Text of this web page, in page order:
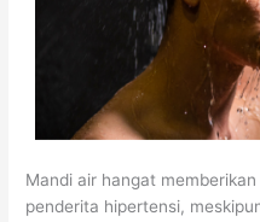
Mandi air hangat
penderita hipertensi,